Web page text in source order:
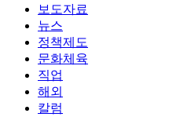
보도자료
뉴스
정책제도
문화체육
직업
해외
칼럼